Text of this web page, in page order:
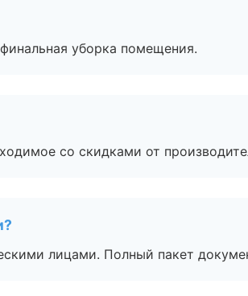
уборка помещения.
со скидками от
лицами. Полный пакет